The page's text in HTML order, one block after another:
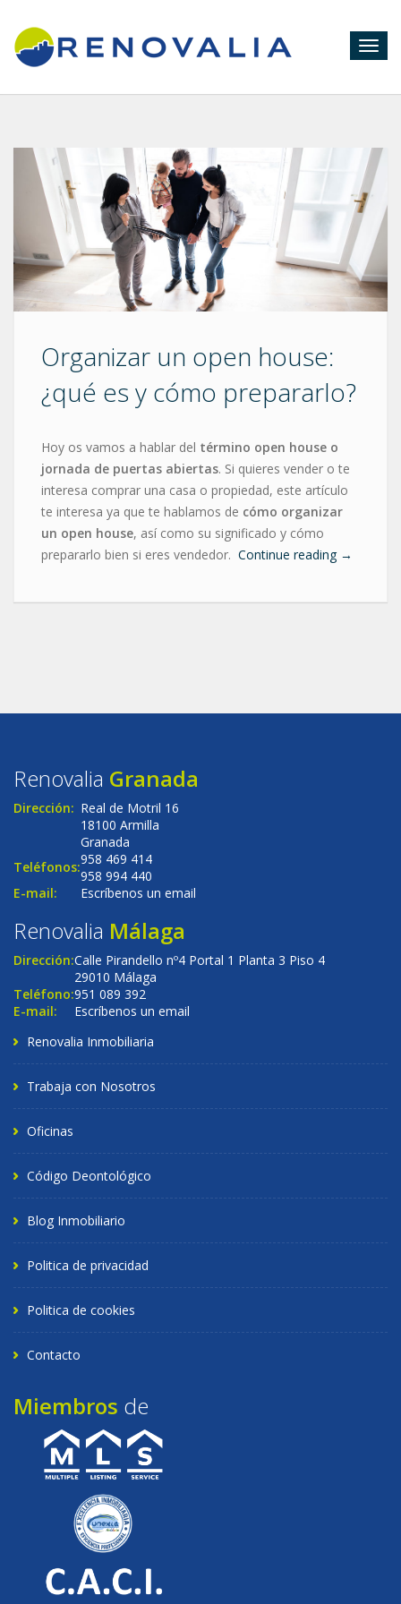
Organizar un open house:
¿qué es y cómo prepararlo?
Hoy os vamos a hablar del término open house o
jornada de puertas abiertas. Si quieres vender o te
interesa comprar una casa o propiedad, este artículo
te interesa ya que te hablamos de cómo organizar
un open house, así como su significado y cómo
prepararlo bien si eres vendedor. Continue reading →
Renovalia Granada
Dirección: Real de Motril 16
18100 Armilla
Granada
Teléfonos:958 469 414
958 994 440
E-mail:
Escríbenos un email
Renovalia Málaga
Dirección:Calle Pirandello nº4 Portal 1 Planta 3 Piso 4
29010 Málaga
Teléfono:951 089 392
E-mail:
Escríbenos un email
Renovalia Inmobiliaria
Trabaja con Nosotros
Oficinas
Código Deontológico
Blog Inmobiliario
Politica de privacidad
Politica de cookies
Contacto
Miembros de